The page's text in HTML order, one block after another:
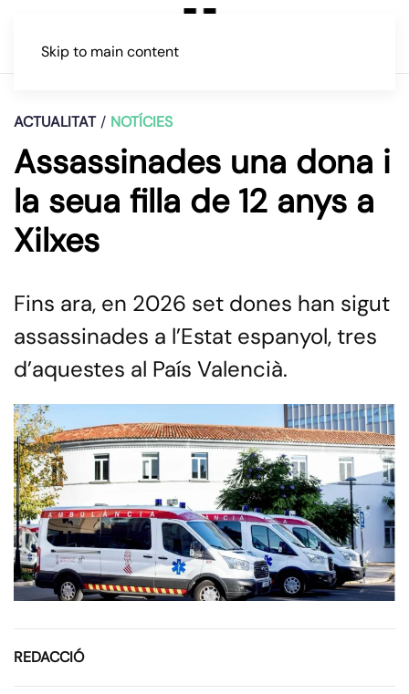
Skip to main content
ACTUALITAT NOTÍCIES
Assassinades una dona i
la seua filla de 12 anys a
Xilxes
Fins ara, en 2026 set dones han sigut
assassinades a l’Estat espanyol, tres
d’aquestes al País Valencià.
REDACCIÓ